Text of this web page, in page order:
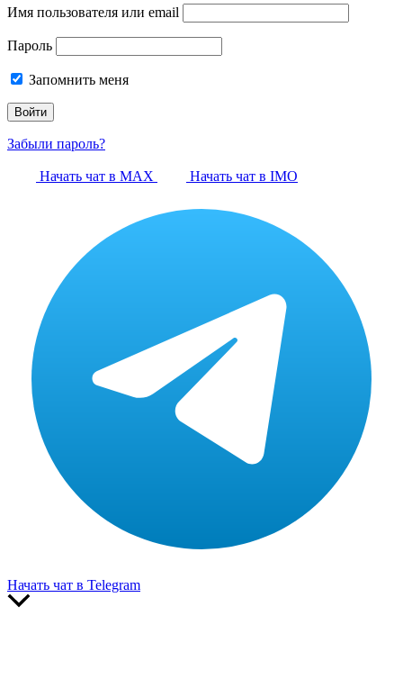
Имя пользователя или email
Пароль
Запомнить меня
Забыли пароль?
Начать чат в MAX Начать чат в IMO
Начать чат в Telegram